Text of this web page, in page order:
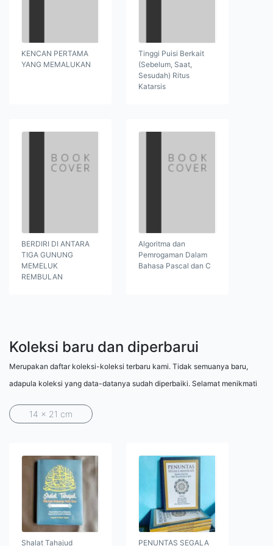
KENCAN PERTAMA
YANG MEMALUKAN
Tinggi Puisi Berkait
(Sebelum, Saat,
Sesudah) Ritus
Katarsis
BERDIRI DI ANTARA
TIGA GUNUNG
MEMELUK
REMBULAN
Algoritma dan
Pemrogaman Dalam
Bahasa Pascal dan C
Koleksi baru dan diperbarui
Merupakan daftar koleksi-koleksi terbaru kami. Tidak semuanya baru,
adapula koleksi yang data-datanya sudah diperbaiki. Selamat menikmati
14 x 21 cm
Shalat Tahajud PENUNTAS SEGALA